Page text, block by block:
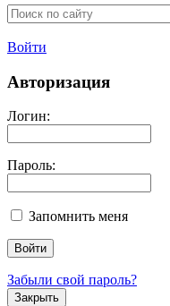
Войти
Авторизация
Логин:
Пароль:
Запомнить меня
Забыли свой пароль?
Закрыть